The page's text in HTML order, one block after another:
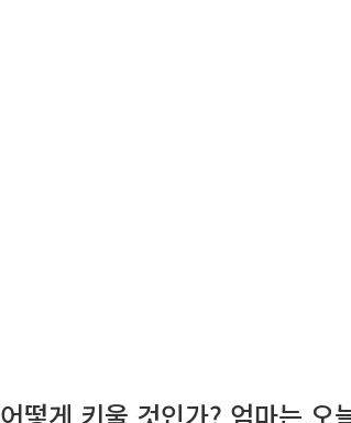
어떻게 키울 것인가? 엄마는 오